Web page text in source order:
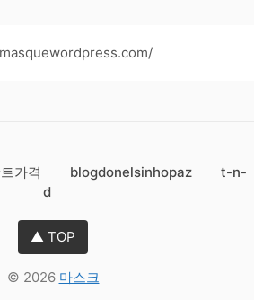
가격 blogdonelsinhopaz
t-n-
d
▲ TOP
© 2026 마스크